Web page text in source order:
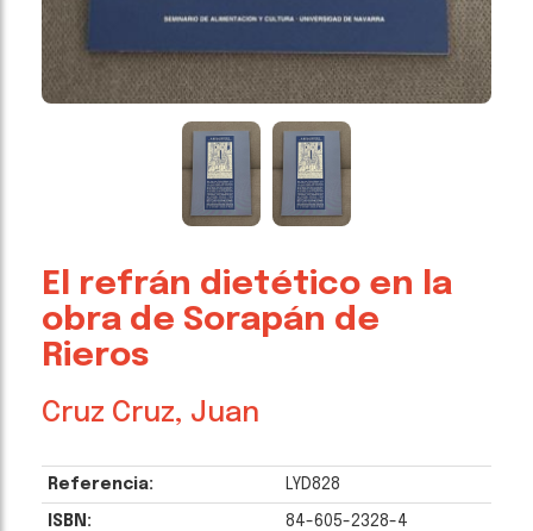
El refrán dietético en la
obra de Sorapán de
Rieros
Cruz Cruz, Juan
Referencia: LYD828
ISBN: 84-605-2328-4